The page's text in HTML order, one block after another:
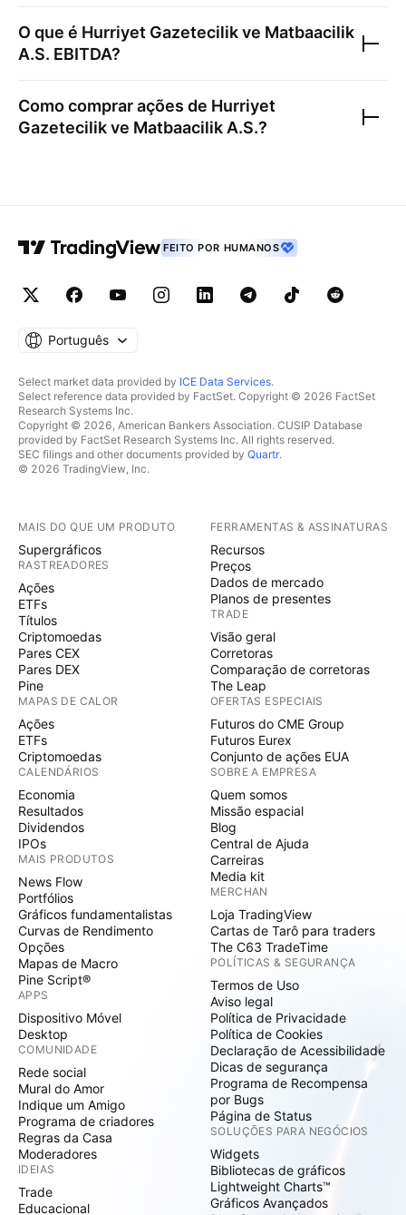
O que é Hurriyet Gazetecilik ve Matbaacilik
A.S. EBITDA?
Como comprar ações de Hurriyet
Gazetecilik ve Matbaacilik A.S.?
FEITO POR HUMANOS
Português
Select market data provided by ICE Data Services.
Select reference data provided by FactSet. Copyright © 2026 FactSet
Research Systems Inc.
Copyright © 2026, American Bankers Association. CUSIP Database
provided by FactSet Research Systems Inc. All rights reserved.
SEC filings and other documents provided by Quartr.
© 2026 TradingView, Inc.
MAIS DO QUE UM PRODUTO
Supergráficos
RASTREADORES
Ações
ETFs
Títulos
Criptomoedas
Pares CEX
Pares DEX
Pine
MAPAS DE CALOR
Ações
ETFs
Criptomoedas
CALENDÁRIOS
Economia
Resultados
Dividendos
IPOs
MAIS PRODUTOS
News Flow
Portfólios
Gráficos fundamentalistas
Curvas de Rendimento
Opções
Mapas de Macro
Pine Script®
APPS
Dispositivo Móvel
Desktop
COMUNIDADE
Rede social
Mural do Amor
Indique um Amigo
Programa de criadores
Regras da Casa
Moderadores
IDEIAS
Trade
Educacional
FERRAMENTAS & ASSINATURAS
Recursos
Preços
Dados de mercado
Planos de presentes
TRADE
Visão geral
Corretoras
Comparação de corretoras
The Leap
OFERTAS ESPECIAIS
Futuros do CME Group
Futuros Eurex
Conjunto de ações EUA
SOBRE A EMPRESA
Quem somos
Missão espacial
Blog
Central de Ajuda
Carreiras
Media kit
MERCHAN
Loja TradingView
Cartas de Tarô para traders
The C63 TradeTime
POLÍTICAS & SEGURANÇA
Termos de Uso
Aviso legal
Política de Privacidade
Política de Cookies
Declaração de Acessibilidade
Dicas de segurança
Programa de Recompensa
por Bugs
Página de Status
SOLUÇÕES PARA NEGÓCIOS
Widgets
Bibliotecas de gráficos
Lightweight Charts™
Gráficos Avançados